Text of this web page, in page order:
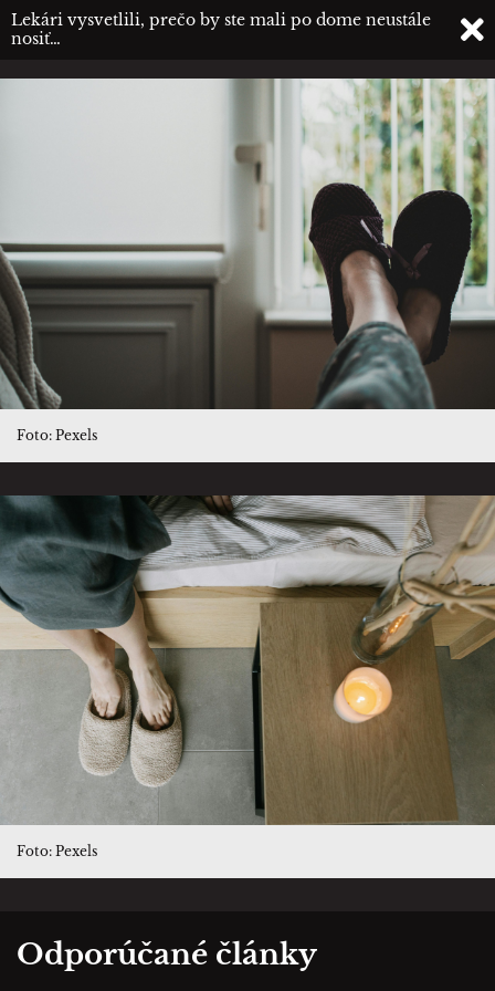
Lekári vysvetlili, prečo by ste mali po dome neustále
nosiť…
Foto: Pexels
Foto: Pexels
Odporúčané články